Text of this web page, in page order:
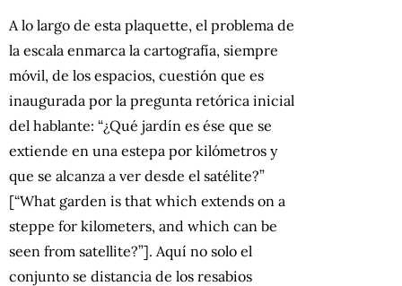
A lo largo de esta plaquette, el problema de
la escala enmarca la cartografía, siempre
móvil, de los espacios, cuestión que es
inaugurada por la pregunta retórica inicial
del hablante: “¿Qué jardín es ése que se
extiende en una estepa por kilómetros y
que se alcanza a ver desde el satélite?”
[“What garden is that which extends on a
steppe for kilometers, and which can be
seen from satellite?”]. Aquí no solo el
conjunto se distancia de los resabios